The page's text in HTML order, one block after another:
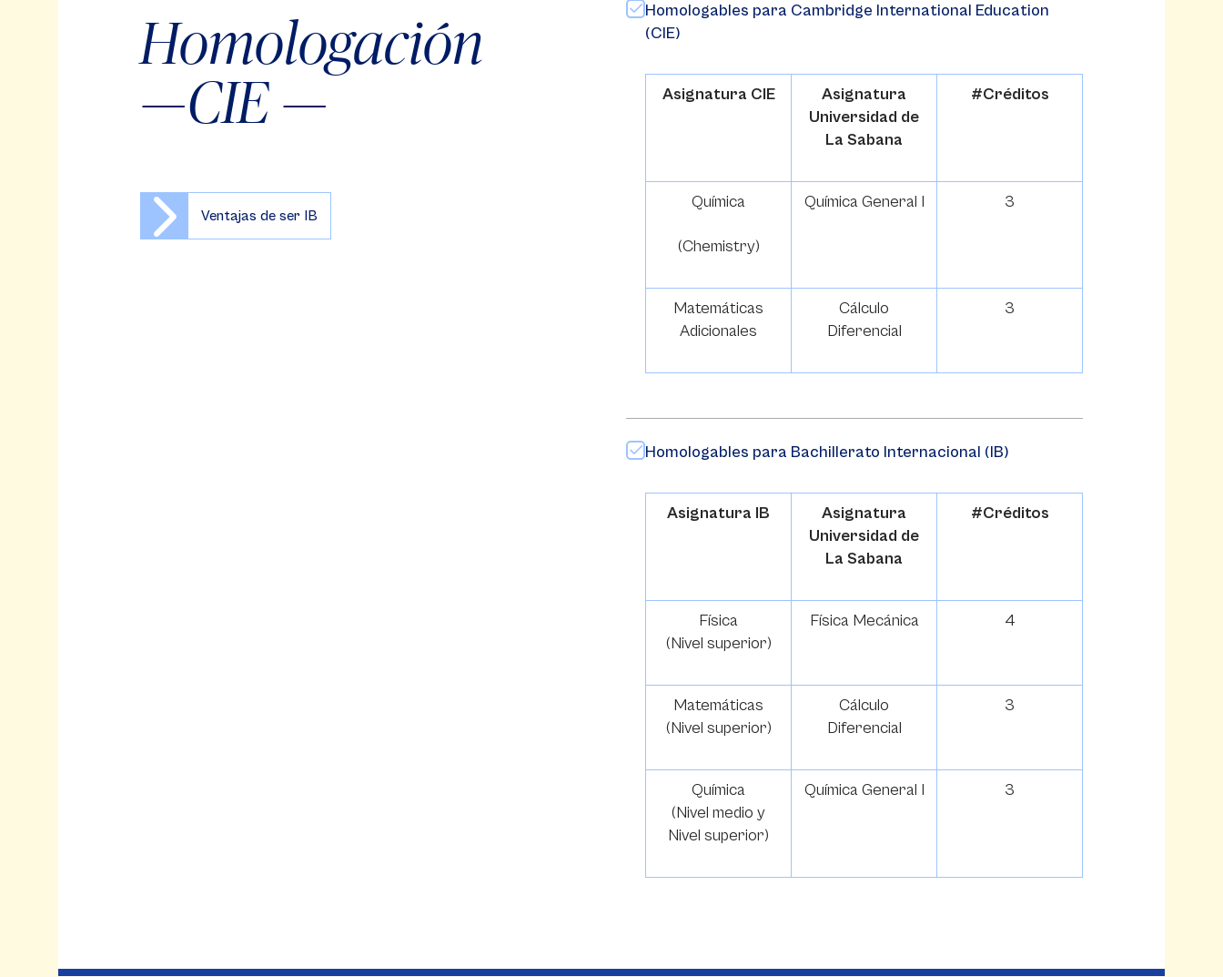
Homologación
—CIE —
Ventajas de ser IB
Homologables para Cambridge International Education
(CIE)
Asignatura CIE
Asignatura
Universidad de
La Sabana
#Créditos
Química
(Chemistry)
Química General I 3
Matemáticas
Adicionales
Cálculo
Diferencial
3
Homologables para Bachillerato Internacional (IB)
Asignatura IB
Asignatura
Universidad de
La Sabana
#Créditos
Física
(Nivel superior)
Física Mecánica 4
Matemáticas
(Nivel superior)
Cálculo
Diferencial
3
Química
(Nivel medio y
Nivel superior)
Química General I 3